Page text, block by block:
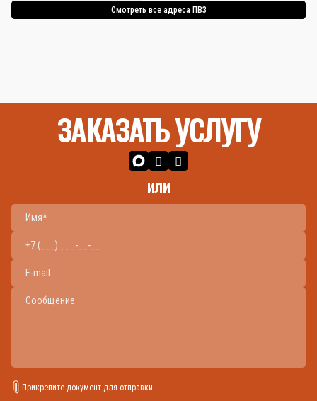
Смотреть все адреса ПВЗ
ЗАКАЗАТЬ УСЛУГУ
или
Прикрепите документ для отправки